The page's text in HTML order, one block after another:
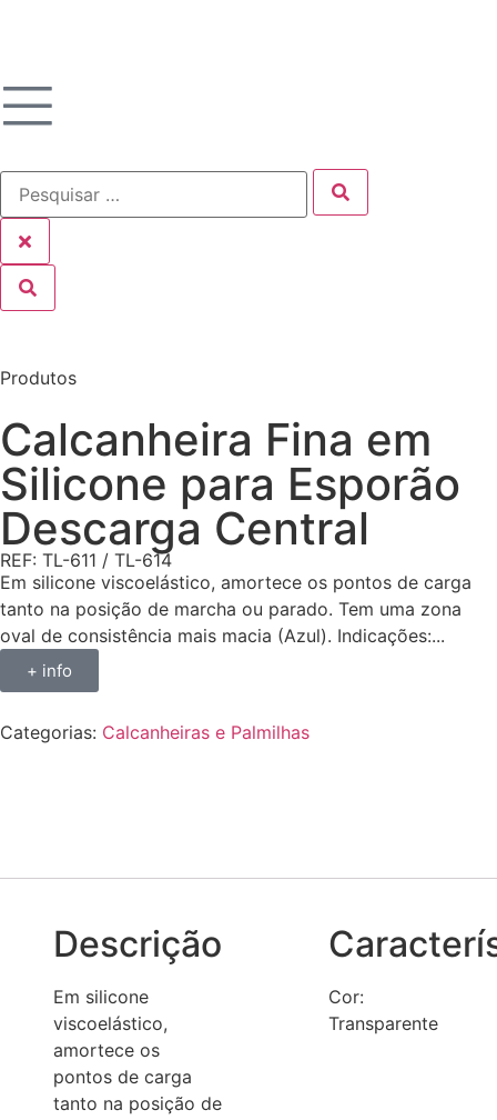
Produtos
Calcanheira Fina em
Silicone para Esporão
Descarga Central
REF: TL-611 / TL-614
Em silicone viscoelástico, amortece os pontos de carga
tanto na posição de marcha ou parado. Tem uma zona
oval de consistência mais macia (Azul). Indicações:...
+ info
Categorias: Calcanheiras e Palmilhas
Características
Tamanhos
Descrição
Em silicone
viscoelástico,
amortece os
pontos de carga
tanto na posição de
Cor:
Transparente